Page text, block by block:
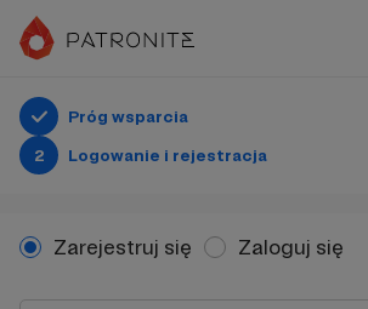
Próg wsparcia
2
Logowanie i rejestracja
Zarejestruj się Zaloguj się